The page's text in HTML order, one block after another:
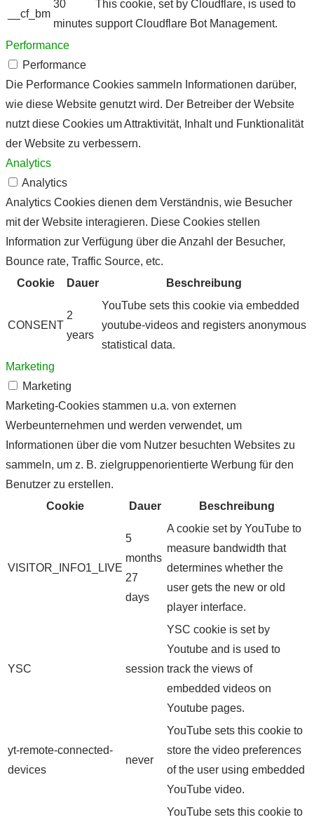
__cf_bm
30
minutes
This cookie, set by Cloudflare, is used to
support Cloudflare Bot Management.
Performance
Performance
Die Performance Cookies sammeln Informationen darüber,
wie diese Website genutzt wird. Der Betreiber der Website
nutzt diese Cookies um Attraktivität, Inhalt und Funktionalität
der Website zu verbessern.
Analytics
Analytics
Analytics Cookies dienen dem Verständnis, wie Besucher
mit der Website interagieren. Diese Cookies stellen
Information zur Verfügung über die Anzahl der Besucher,
Bounce rate, Traffic Source, etc.
Cookie
Dauer Beschreibung
CONSENT
2
years
YouTube sets this cookie via embedded
youtube-videos and registers anonymous
statistical data.
Marketing
Marketing
Marketing-Cookies stammen u.a. von externen
Werbeunternehmen und werden verwendet, um
Informationen über die vom Nutzer besuchten Websites zu
sammeln, um z. B. zielgruppenorientierte Werbung für den
Benutzer zu erstellen.
Cookie
Dauer Beschreibung
VISITOR_INFO1_LIVE
5
months
27
days
A cookie set by YouTube to
measure bandwidth that
determines whether the
user gets the new or old
player interface.
YSC session
YSC cookie is set by
Youtube and is used to
track the views of
embedded videos on
Youtube pages.
yt-remote-connected-
devices
never
YouTube sets this cookie to
store the video preferences
of the user using embedded
YouTube video.
YouTube sets this cookie to